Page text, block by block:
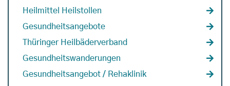
Heilmittel Heilstollen
Gesundheitsangebote
Thüringer Heilbäderverband
Gesundheitswanderungen
Gesundheitsangebot / Rehaklinik